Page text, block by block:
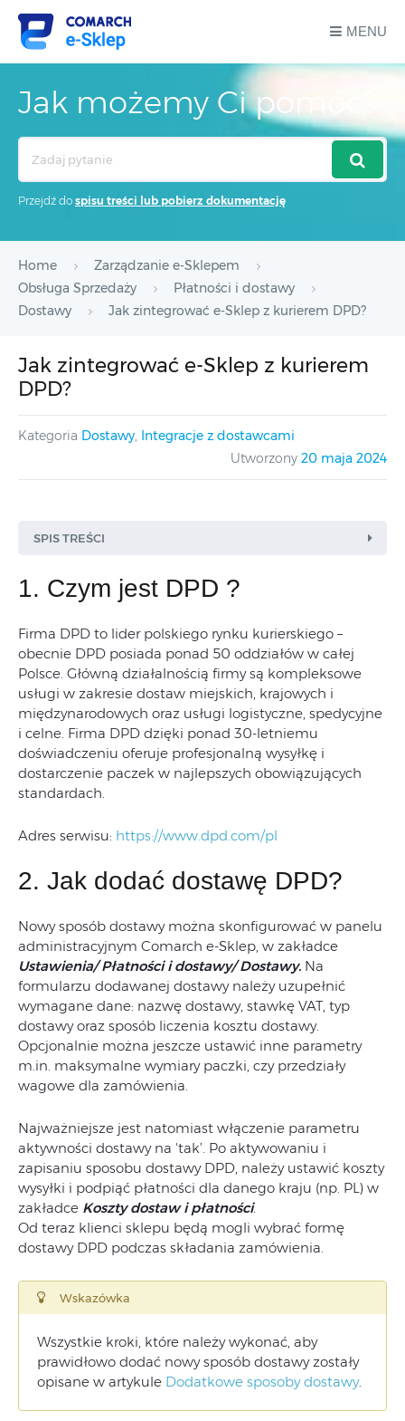
MENU
Jak możemy Ci pomóc?
Przejdź do spisu treści lub pobierz dokumentację
Home
Zarządzanie e-Sklepem
Obsługa Sprzedaży
Płatności i dostawy
Dostawy
Jak zintegrować e-Sklep z kurierem DPD?
Jak zintegrować e-Sklep z kurierem
DPD?
Kategoria Dostawy, Integracje z dostawcami
Utworzony 20 maja 2024
SPIS TREŚCI
1. Czym jest DPD ?
Firma DPD to lider polskiego rynku kurierskiego –
obecnie DPD posiada ponad 50 oddziałów w całej
Polsce. Główną działalnością firmy są kompleksowe
usługi w zakresie dostaw miejskich, krajowych i
międzynarodowych oraz usługi logistyczne, spedycyjne
i celne. Firma DPD dzięki ponad 30-letniemu
doświadczeniu oferuje profesjonalną wysyłkę i
dostarczenie paczek w najlepszych obowiązujących
standardach.
Adres serwisu: https://www.dpd.com/pl
2. Jak dodać dostawę DPD?
Nowy sposób dostawy można skonfigurować w panelu
administracyjnym Comarch e-Sklep, w zakładce
Ustawienia/ Płatności i dostawy/ Dostawy. Na
formularzu dodawanej dostawy należy uzupełnić
wymagane dane: nazwę dostawy, stawkę VAT, typ
dostawy oraz sposób liczenia kosztu dostawy.
Opcjonalnie można jeszcze ustawić inne parametry
m.in. maksymalne wymiary paczki, czy przedziały
wagowe dla zamówienia.
Najważniejsze jest natomiast włączenie parametru
aktywności dostawy na 'tak’. Po aktywowaniu i
zapisaniu sposobu dostawy DPD, należy ustawić koszty
wysyłki i podpiąć płatności dla danego kraju (np. PL) w
zakładce Koszty dostaw i płatności.
Od teraz klienci sklepu będą mogli wybrać formę
dostawy DPD podczas składania zamówienia.
Wskazówka
Wszystkie kroki, które należy wykonać, aby
prawidłowo dodać nowy sposób dostawy zostały
opisane w artykule Dodatkowe sposoby dostawy.